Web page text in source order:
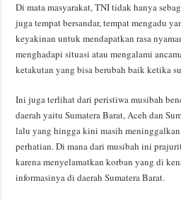
Di mata masyarakat, TNI tidak hanya
juga tempat bersandar, tempat mengadu
keyakinan untuk mendapatkan rasa
menghadapi situasi atau mengalami
ketakutan yang bisa berubah baik ketika
Ini juga terlihat dari peristiwa musibah
daerah yaitu Sumatera Barat, Aceh dan
lalu yang hingga kini masih
perhatian. Di mana dari musibah ini
karena menyelamatkan korban yang di
informasinya di daerah Sumatera Barat.